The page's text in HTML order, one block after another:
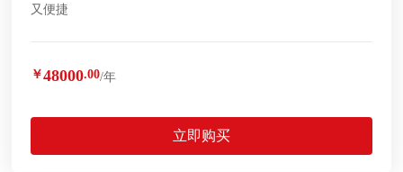
又便捷
￥48000.00/年
立即购买